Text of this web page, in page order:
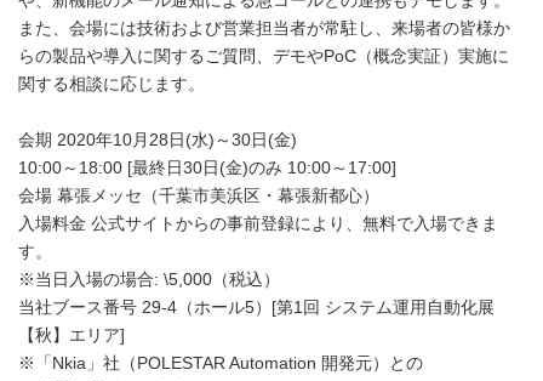
また、会場には技術および営業担当者が常駐し、来場者の皆様か
らの製品や導入に関するご質問、デモやPoC（概念実証）実施に
関する相談に応じます。
会期 2020年10月28日(水)～30日(金)
10:00～18:00 [最終日30日(金)のみ 10:00～17:00]
会場 幕張メッセ（千葉市美浜区・幕張新都心）
入場料金 公式サイトからの事前登録により、無料で入場できま
す。
※当日入場の場合: \5,000（税込）
当社ブース番号 29-4（ホール5）[第1回 システム運用自動化展
【秋】エリア]
※「Nkia」社（POLESTAR Automation 開発元）との